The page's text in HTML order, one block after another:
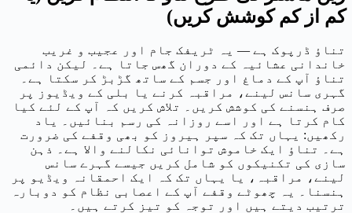
کم از کم کوشش کریں)
تناؤ ڈرپوک ہے — یہ ٹریفک جام اور عجیب و غریب
خاندانی عشائیہ کے دوران گھس جاتا ہے۔ لیکن دائمی
تناؤ آپ کے دماغ اور جسم کے ساتھ گڑبڑ کر سکتا ہے۔
گہری سانس لینے، مراقبہ کرنے یا بلی کے ویڈیوز پر
صرف ہنسنے کی کوشش کریں۔ تلاش کریں کہ آپ کے لئے کیا
کام کرتا ہے اور اسے روزانہ کی رسم بنائیں۔ یاد
رکھیں: یہاں تک کہ سپر ہیروز کو بھی وقفے کی ضرورت
ہے۔ تناؤ ایک خاموش توانائی نکالنے والا ہے۔ ذہن
سازی کی تکنیکوں کو شامل کریں جیسے گہرے سانس
لینے، مراقبہ، یا یہاں تک کہ ایک احمقانہ ویڈیو پر
ہنسنا۔ یہ چھوٹے وقفے آپ کے اعصابی نظام کو دوبارہ
ترتیب دیتے ہیں اور توجہ کو تیز کرتے ہیں۔